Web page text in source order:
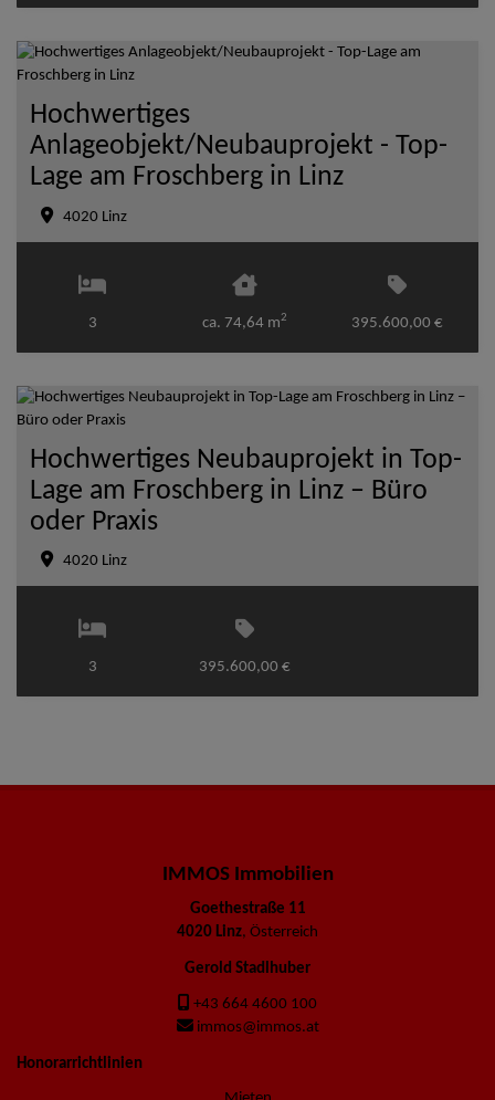
Hochwertiges
Anlageobjekt/Neubauprojekt - Top-
Lage am Froschberg in Linz
4020 Linz
3 ca. 74,64 m2 395.600,00 €
Hochwertiges Neubauprojekt in Top-
Lage am Froschberg in Linz – Büro
oder Praxis
4020 Linz
3 395.600,00 €
IMMOS Immobilien
Goethestraße 11
4020 Linz, Österreich
Gerold Stadlhuber
+43 664 4600 100
immos@immos.at
Honorarrichtlinien